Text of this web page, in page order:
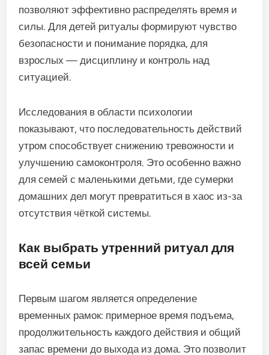
позволяют эффективно распределять время и
силы. Для детей ритуалы формируют чувство
безопасности и понимание порядка, для
взрослых — дисциплину и контроль над
ситуацией.
Исследования в области психологии
показывают, что последовательность действий
утром способствует снижению тревожности и
улучшению самоконтроля. Это особенно важно
для семей с маленькими детьми, где сумерки
домашних дел могут превратиться в хаос из-за
отсутствия чёткой системы.
Как выбрать утренний ритуал для
всей семьи
Первым шагом является определение
временных рамок: примерное время подъема,
продолжительность каждого действия и общий
запас времени до выхода из дома. Это позволит